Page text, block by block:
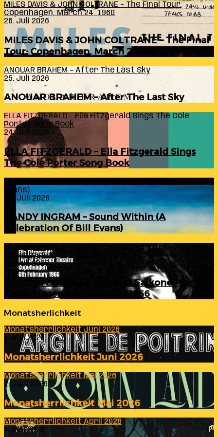
MILES DAVIS & JOHN COLTRANE – The Final Tour:
Copenhagen, March 24, 1960
26. Juli 2026
MILES DAVIS & JOHN COLTRANE – The Final
Tour: Copenhagen, March 24, 1960
ANOUAR BRAHEM – After The Last Sky
25. Juli 2026
ANOUAR BRAHEM – After The Last Sky
ELLA FITZGERALD – Ella Fitzgerald Sings The Cole
Porter Song Book
24. Juli 2026
ELLA FITZGERALD – Ella Fitzgerald Sings
The Cole Porter Song Book
Evans)
24. Juli 2026
RANDY INGRAM – Sound Within (A
Celebration Of Bill Evans)
ELLA FITZGERALD – Live At Falkoner Centre
Copenhagen 6th February 1966
23. Juli 2026
ELLA FITZGERALD – Live At Falkoner Centre
Copenhagen 6th February 1966
Monatsherlichkeit
Monatsherrlichkeit Juni 2026
1. Juli 2026
Monatsherrlichkeit Juni 2026
Monatsherrlichkeit Mai 2026
2. Juni 2026
Monatsherrlichkeit Mai 2026
Monatsherrlichkeit April 2026
4. Mai 2026